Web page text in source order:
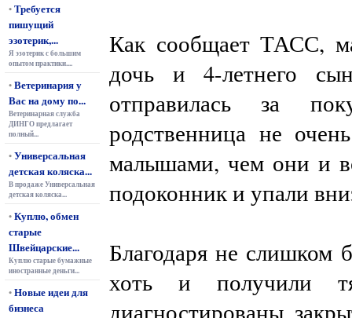
•Требуется
пишущий
эзотерик,...
Я эзотерик с большим
опытом практики....
•Ветеринария у
Вас на дому по...
Ветеринарная служба
ДИНГО предлагает
полный...
•Универсальная
детская коляска...
В продаже Универсальная
детская коляска...
•Куплю, обмен
старые
Швейцарские...
Куплю старые бумажные
иностранные деньги...
•Новые идеи для
бизнеса
Как сообщает ТАСС,
дочь и 4-летнего
отправилась за
родственница не
малышами, чем они и
подоконник и упали
Благодаря не слишком
хоть и получили